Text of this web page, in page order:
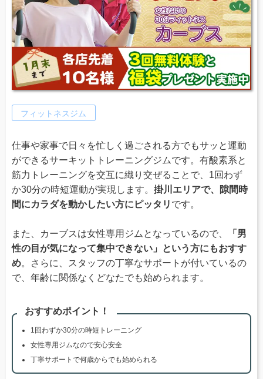
フィットネスジム
仕事や家事で日々を忙しく過ごされる方でもサッと運動
ができるサーキットトレーニングジムです。有酸素系と
筋力トレーニングを交互に織り交ぜることで、1回わず
か30分の時短運動が実現します。 掛川エリアで、隙間時
間にカラダを動かしたい方にピッタリ です。
また、カーブスは女性専用ジムとなっているので、
「男
性の目が気になって集中できない」という方にもおすす
め。さらに、スタッフの丁寧なサポートが付いているの
で、年齢に関係なくどなたでも始められます。
おすすめポイント！
1回わずか30分の時短トレーニング
女性専用ジムなので安心安全
丁寧サポートで何歳からでも始められる